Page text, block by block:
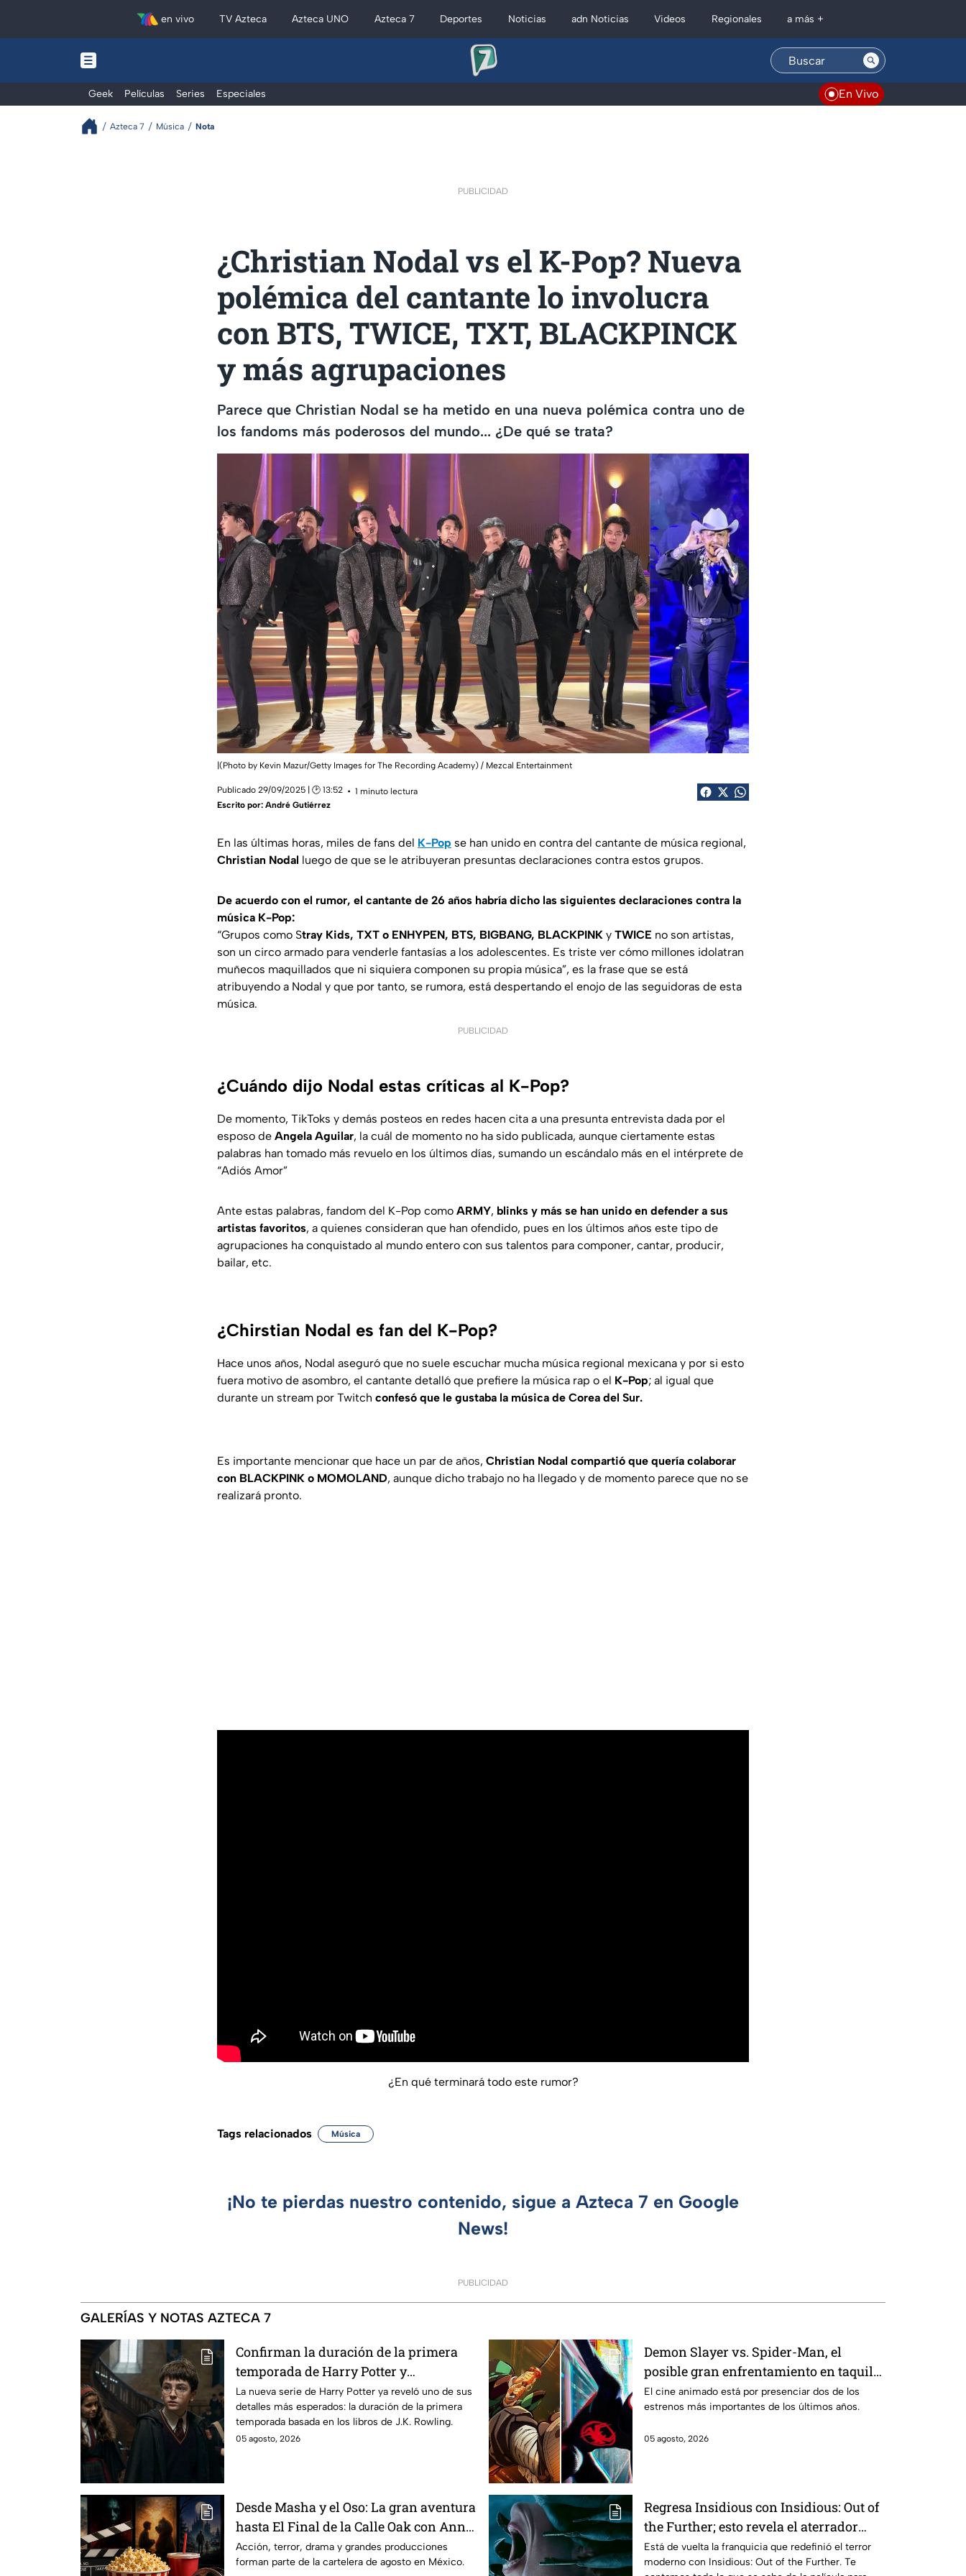
en vivo TV Azteca Azteca UNO Azteca 7 Deportes Noticias adn Noticias Videos Regionales a más +
Geek Películas Series Especiales En Vivo
Azteca 7 Música Nota
PUBLICIDAD
¿Christian Nodal vs el K-Pop? Nueva
polémica del cantante lo involucra
con BTS, TWICE, TXT, BLACKPINCK
y más agrupaciones
Parece que Christian Nodal se ha metido en una nueva polémica contra uno de
los fandoms más poderosos del mundo... ¿De qué se trata?
|(Photo by Kevin Mazur/Getty Images for The Recording Academy) / Mezcal Entertainment
Publicado 29/09/2025 | 🕑 13:52
1 minuto lectura
Escrito por: André Gutiérrez
En las últimas horas, miles de fans del K-Pop se han unido en contra del cantante de música regional,
Christian Nodal luego de que se le atribuyeran presuntas declaraciones contra estos grupos.
De acuerdo con el rumor, el cantante de 26 años habría dicho las siguientes declaraciones contra la
música K-Pop:
“Grupos como Stray Kids, TXT o ENHYPEN, BTS, BIGBANG, BLACKPINK y TWICE no son artistas,
son un circo armado para venderle fantasías a los adolescentes. Es triste ver cómo millones idolatran
muñecos maquillados que ni siquiera componen su propia música”, es la frase que se está
atribuyendo a Nodal y que por tanto, se rumora, está despertando el enojo de las seguidoras de esta
música.
PUBLICIDAD
¿Cuándo dijo Nodal estas críticas al K-Pop?
De momento, TikToks y demás posteos en redes hacen cita a una presunta entrevista dada por el
esposo de Angela Aguilar, la cuál de momento no ha sido publicada, aunque ciertamente estas
palabras han tomado más revuelo en los últimos días, sumando un escándalo más en el intérprete de
“Adiós Amor”
Ante estas palabras, fandom del K-Pop como ARMY, blinks y más se han unido en defender a sus
artistas favoritos, a quienes consideran que han ofendido, pues en los últimos años este tipo de
agrupaciones ha conquistado al mundo entero con sus talentos para componer, cantar, producir,
bailar, etc.
¿Chirstian Nodal es fan del K-Pop?
Hace unos años, Nodal aseguró que no suele escuchar mucha música regional mexicana y por si esto
fuera motivo de asombro, el cantante detalló que prefiere la música rap o el K-Pop; al igual que
durante un stream por Twitch confesó que le gustaba la música de Corea del Sur.
Es importante mencionar que hace un par de años, Christian Nodal compartió que quería colaborar
con BLACKPINK o MOMOLAND, aunque dicho trabajo no ha llegado y de momento parece que no se
realizará pronto.
¿En qué terminará todo este rumor?
Tags relacionados Música
¡No te pierdas nuestro contenido, sigue a Azteca 7 en Google
News!
PUBLICIDAD
GALERÍAS Y NOTAS AZTECA 7
Confirman la duración de la primera
temporada de Harry Potter y
emocionará a los fans de los libros
La nueva serie de Harry Potter ya reveló uno de sus
detalles más esperados: la duración de la primera
temporada basada en los libros de J.K. Rowling.
05 agosto, 2026
Demon Slayer vs. Spider-Man, el
posible gran enfrentamiento en taquilla
del 2027
El cine animado está por presenciar dos de los
estrenos más importantes de los últimos años.
05 agosto, 2026
Desde Masha y el Oso: La gran aventura
hasta El Final de la Calle Oak con Anne
Hathaway. Esta es la lista completa de
los estrenos en cines para agosto de
Acción, terror, drama y grandes producciones
forman parte de la cartelera de agosto en México.
Regresa Insidious con Insidious: Out of
the Further; esto revela el aterrador
primer tráiler
Está de vuelta la franquicia que redefinió el terror
moderno con Insidious: Out of the Further. Te